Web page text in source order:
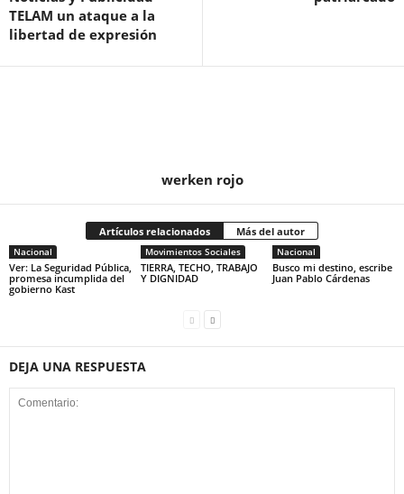
TELAM un ataque a la
libertad de expresión
werken rojo
Artículos relacionados Más del autor
Nacional
Ver: La Seguridad Pública,
promesa incumplida del
gobierno Kast
Movimientos Sociales
TIERRA, TECHO, TRABAJO
Y DIGNIDAD
Nacional
Busco mi destino, escribe
Juan Pablo Cárdenas
DEJA UNA RESPUESTA